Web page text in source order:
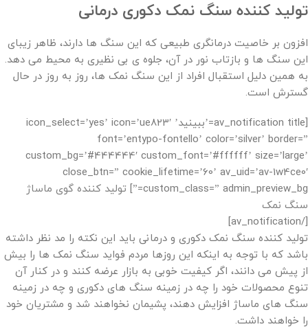
تولید کننده سنگ نمک دکوری درمانی
افزون بر خاصیت درمانگری طبیعی که این سنگ ها دارند، ظاهر زیبای
این سنگ ها و بازتاب نور در آن، جلوه ی بی نظیری به محیط می دهد.
به همین دلیل استقبال افراد از این سنگ نمک ها، روز به روز در حال
گسترش است.
[av_notification title=’ببینید’ icon_select=’yes’ icon=’ue823′
font=’entypo-fontello’ color=’silver’ border=”
custom_bg=’#444444′ custom_font=’#ffffff’ size=’large’
close_btn=” cookie_lifetime=’60’ av_uid=’av-1w4ce0′
custom_class=” admin_preview_bg=”]
تولید کننده گوی ماساژ
سنگ نمک
[/av_notification]
تولید کننده سنگ نمک دکوری و درمانی باید این نکته را مد نظر داشته
باشد که با توجه به اینکه این روزها مردم فواید سنگ نمک ها را بیش
از پیش می دانند، اگر کیفیت خوبی به بازار عرضه کنند و در کنار آن
تنوع محصولات خود را چه در زمینه سنگ های دکوری و چه در زمینه
سنگ های ماساژ افزایش دهند، پشیمان نخواهند شد و مشتریان خود
را خواهند داشت.